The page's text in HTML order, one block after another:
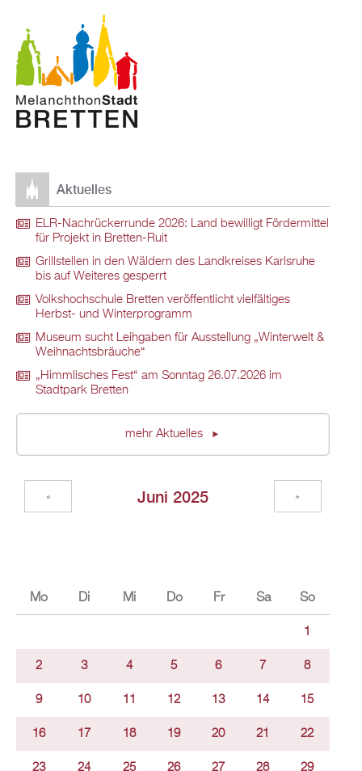
Aktuelles
ELR-Nachrückerrunde 2026: Land bewilligt Fördermittel
für Projekt in Bretten-Ruit
Grillstellen in den Wäldern des Landkreises Karlsruhe
bis auf Weiteres gesperrt
Volkshochschule Bretten veröffentlicht vielfältiges
Herbst- und Winterprogramm
Museum sucht Leihgaben für Ausstellung „Winterwelt &
Weihnachtsbräuche“
„Himmlisches Fest“ am Sonntag 26.07.2026 im
Stadtpark Bretten
mehr Aktuelles
Juni 2025
« »
Mo Di Mi Do Fr Sa So
1
2 3 4 5 6 7 8
9 10 11 12 13 14 15
16 17 18 19 20 21 22
23 24 25 26 27 28 29